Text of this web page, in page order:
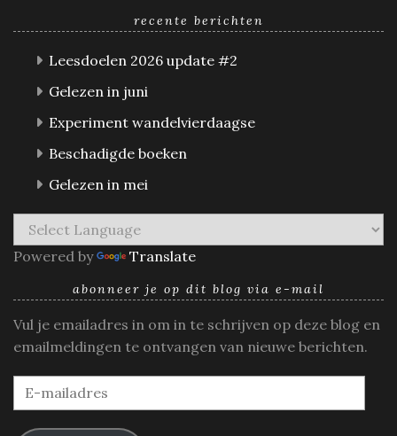
recente berichten
Leesdoelen 2026 update #2
Gelezen in juni
Experiment wandelvierdaagse
Beschadigde boeken
Gelezen in mei
Powered by Translate
abonneer je op dit blog via e-mail
Vul je emailadres in om in te schrijven op deze blog en
emailmeldingen te ontvangen van nieuwe berichten.
E-
mailadres